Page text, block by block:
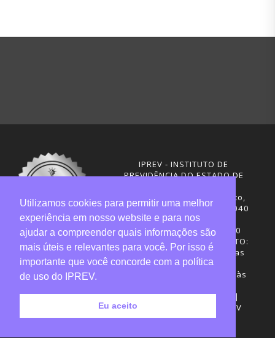
IPREV - INSTITUTO DE
PREVIDÊNCIA DO ESTADO DE
Rua Visconde de Ouro Preto,
291 – Centro - CEP: 88020-040
Florianópolis - SC
Telefones: (48) 3665-4600
HORÁRIO DE FUNCIONAMENTO:
Central de Atendimento: das
12h30 às 18h
Sede administrativa: 7h30 às
Desenvolvimento: CIASC |
Gestão do conteúdo: IPREV
Utilizamos cookies para permitir uma melhor
experiência em nosso website e para nos
ajudar a compreender quais informações são
mais úteis e relevantes para você. Por isso é
importante que você concorde com a política
de uso do IPREV.
Eu aceito